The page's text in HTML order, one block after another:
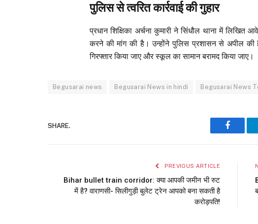
पुलिस से त्वरित कार्रवाई की गुहार
प्रधान शिक्षिका अर्चना कुमारी ने सिंधौल थाना में लिखित
करने की मांग की है। उन्होंने पुलिस प्रशासन से अपील
गिरफ्तार किया जाए और स्कूल का सामान बरामद किया जाए।
Begusarai news Begusarai News in hindi Begusarai News
SHARE.
PREVIOUS ARTICLE
Bihar bullet train corridor: क्या आपकी जमीन भी रुट
में है? वाराणसी- सिलीगुड़ी बुलेट ट्रेन आपको बना सकती है
करोड़पति!